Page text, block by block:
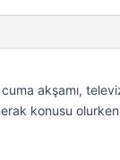
cuma akşamı,
konusu